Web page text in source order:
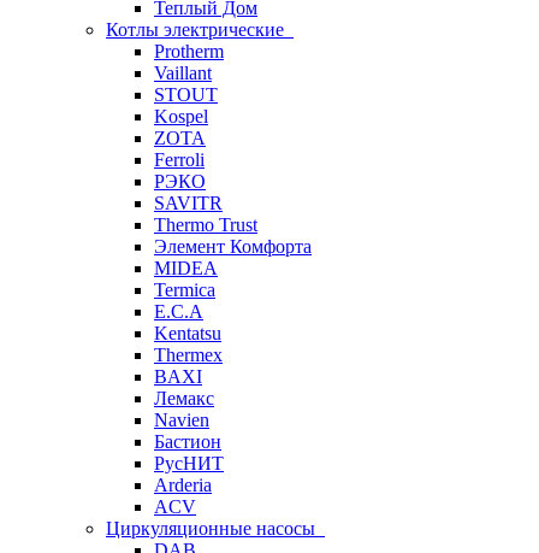
Теплый Дом
Котлы электрические
Protherm
Vaillant
STOUT
Kospel
ZOTA
Ferroli
РЭКО
SAVITR
Thermo Trust
Элемент Комфорта
MIDEA
Termica
E.C.A
Kentatsu
Thermex
BAXI
Лемакс
Navien
Бастион
РусНИТ
Arderia
ACV
Циркуляционные насосы